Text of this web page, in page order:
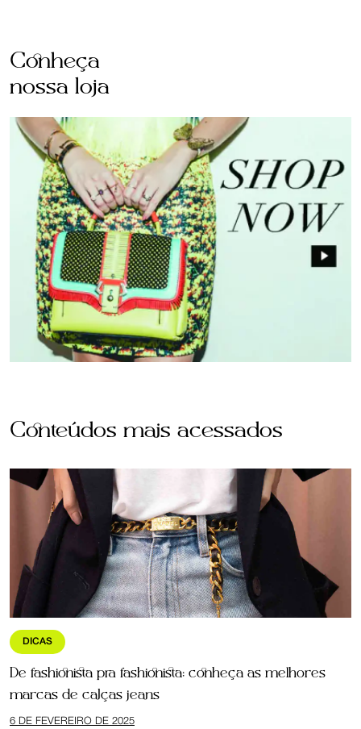
Conheça
nossa loja
Conteúdos mais acessados
DICAS
De fashionista pra fashionista: conheça as melhores
marcas de calças jeans
6 DE FEVEREIRO DE 2025